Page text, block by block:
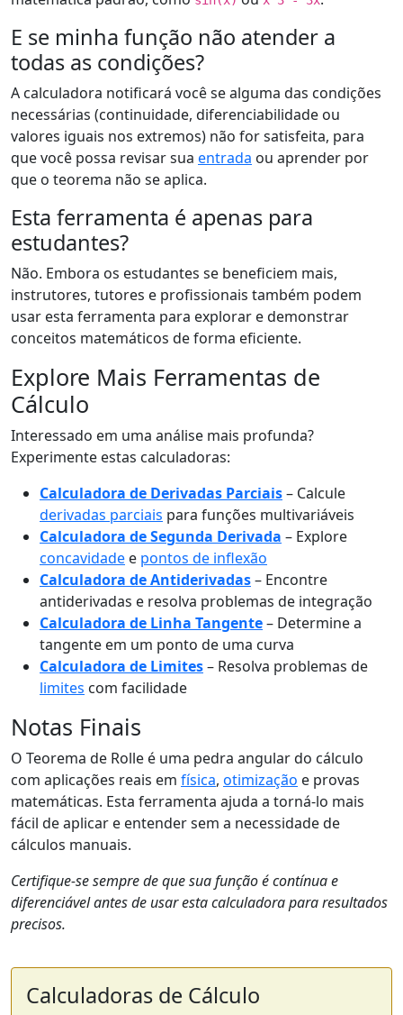
E se minha função não atender a
todas as condições?
A calculadora notificará você se alguma das condições
necessárias (continuidade, diferenciabilidade ou
valores iguais nos extremos) não for satisfeita, para
que você possa revisar sua entrada ou aprender por
que o teorema não se aplica.
Esta ferramenta é apenas para
estudantes?
Não. Embora os estudantes se beneficiem mais,
instrutores, tutores e profissionais também podem
usar esta ferramenta para explorar e demonstrar
conceitos matemáticos de forma eficiente.
Explore Mais Ferramentas de
Cálculo
Interessado em uma análise mais profunda?
Experimente estas calculadoras:
Calculadora de Derivadas Parciais– Calcule
derivadas parciais para funções multivariáveis
Calculadora de Segunda Derivada – Explore
concavidade e pontos de inflexão
Calculadora de Antiderivadas– Encontre
antiderivadas e resolva problemas de integração
Calculadora de Linha Tangente– Determine a
tangente em um ponto de uma curva
Calculadora de Limites– Resolva problemas de
limites com facilidade
Notas Finais
O Teorema de Rolle é uma pedra angular do cálculo
com aplicações reais em física, otimização e provas
matemáticas. Esta ferramenta ajuda a torná-lo mais
fácil de aplicar e entender sem a necessidade de
cálculos manuais.
Certifique-se sempre de que sua função é contínua e
diferenciável antes de usar esta calculadora para resultados
precisos.
Calculadoras de Cálculo